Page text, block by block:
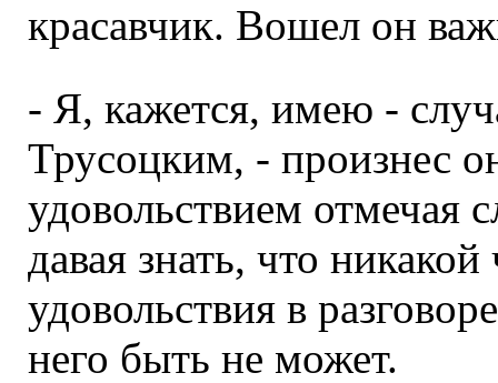
красавчик. Вошел он
- Я, кажется, имею -
Трусоцким, - произнес
удовольствием отмечая
давая знать, что
удовольствия в
него быть не может.